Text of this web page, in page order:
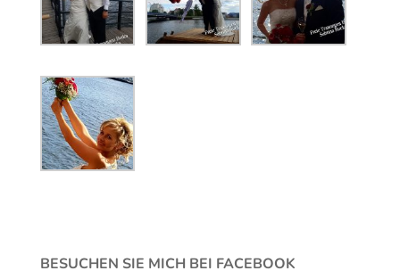
BESUCHEN SIE MICH BEI FACEBOOK